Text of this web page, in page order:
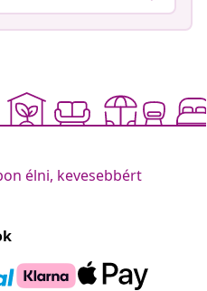
élni, kevesebbért